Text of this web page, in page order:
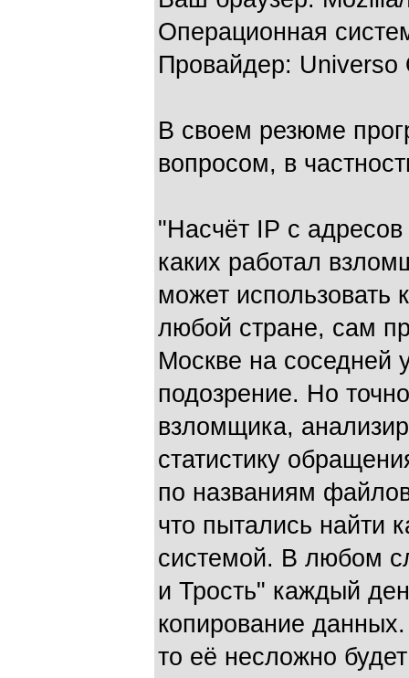
Операционная
Провайдер: Universo
В своем резюме
вопросом, в
"Насчёт IP с адресов
каких работал
может использовать
любой стране, сам
Москве на соседней
подозрение. Но
взломщика,
статистику
по названиям
что пытались найти
системой. В любом
и Трость" каждый
копирование
то её несложно